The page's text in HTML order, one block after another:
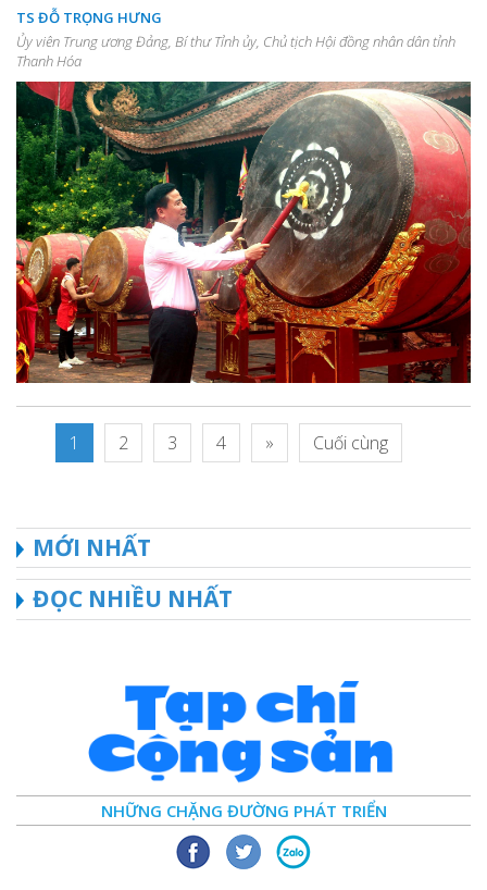
TS ĐỖ TRỌNG HƯNG
Ủy viên Trung ương Đảng, Bí thư Tỉnh ủy, Chủ tịch Hội đồng nhân dân tỉnh
Thanh Hóa
1 2 3 4 » Cuối cùng
MỚI NHẤT
ĐỌC NHIỀU NHẤT
NHỮNG CHẶNG ĐƯỜNG PHÁT TRIỂN